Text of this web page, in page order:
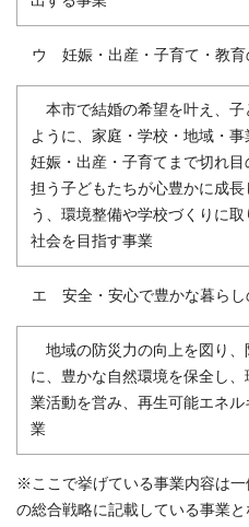
ウ 妊娠・出産・子育て・教育
本市で結婚の希望を叶え、子
ように、家庭・学校・地域・
妊娠・出産・子育てまで切れ
担う子どもたちが心豊かに成
う、環境整備や学校づくりに
社会を目指す事業
エ 安全・安心で豊かな暮らし
地域の防災力の向上を図り、
に、豊かな自然環境を保全し
業活動を営み、再生可能エネ
業
※ここで挙げている事業内容は
の総合戦略に記載している事業と